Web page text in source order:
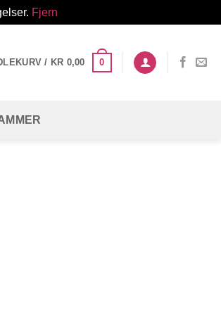
Fjern
/ KR 0,00 0